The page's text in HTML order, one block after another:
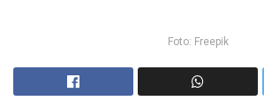
Foto: Freepik